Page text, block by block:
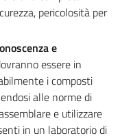
pericolosità per
e
essere in
i composti
alle norme di
e utilizzare
in un laboratorio di